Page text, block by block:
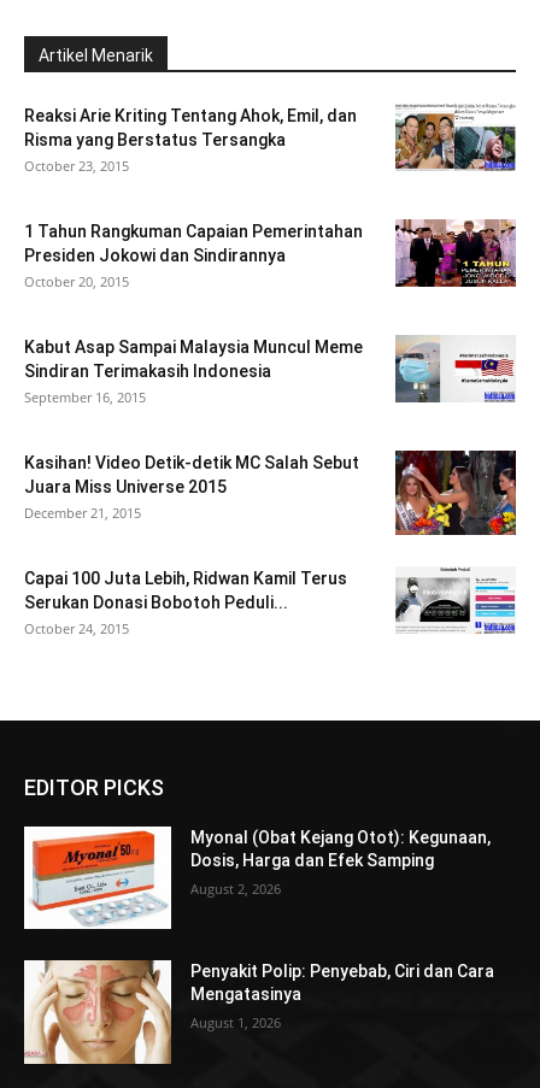
Artikel Menarik
Reaksi Arie Kriting Tentang Ahok, Emil, dan
Risma yang Berstatus Tersangka
October 23, 2015
1 Tahun Rangkuman Capaian Pemerintahan
Presiden Jokowi dan Sindirannya
October 20, 2015
Kabut Asap Sampai Malaysia Muncul Meme
Sindiran Terimakasih Indonesia
September 16, 2015
Kasihan! Video Detik-detik MC Salah Sebut
Juara Miss Universe 2015
December 21, 2015
Capai 100 Juta Lebih, Ridwan Kamil Terus
Serukan Donasi Bobotoh Peduli...
October 24, 2015
EDITOR PICKS
Myonal (Obat Kejang Otot): Kegunaan,
Dosis, Harga dan Efek Samping
August 2, 2026
Penyakit Polip: Penyebab, Ciri dan Cara
Mengatasinya
August 1, 2026